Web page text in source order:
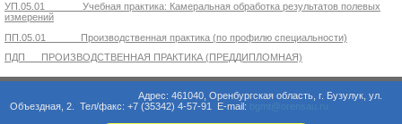
УП.05.01 Учебная практика: Камеральная обработка результатов полевых
измерений
ПП.05.01 Производственная практика (по профилю специальности)
ПДП ПРОИЗВОДСТВЕННАЯ ПРАКТИКА (ПРЕДДИПЛОМНАЯ)
Адрес: 461040, Оренбургская область, г. Бузулук, ул.
Объездная, 2. Тел/факс: +7 (35342) 4-57-91 E-mail: